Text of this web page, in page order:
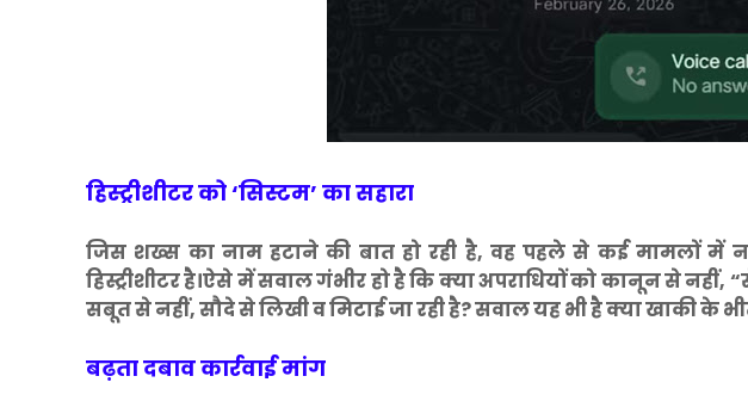
हिस्ट्रीशीटर को ‘सिस्टम’ का सहारा
जिस शख्स का नाम हटाने की बात हो रही है, वह पहले से कई मामलों में
हिस्ट्रीशीटर है।ऐसे में सवाल गंभीर हो है कि क्या अपराधियों को कानून से
सबूत से नहीं, सौदे से लिखी व मिटाई जा रही है? सवाल यह भी है क्या खाकी के
बढ़ता दबाव कार्रवाई मांग